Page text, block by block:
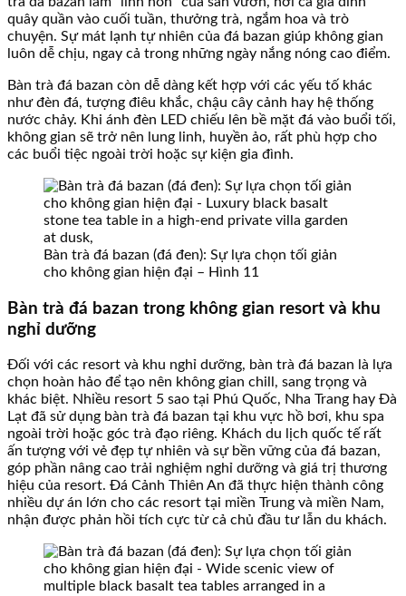
quây quần vào cuối tuần, thưởng trà, ngắm hoa và trò
chuyện. Sự mát lạnh tự nhiên của đá bazan giúp không gian
luôn dễ chịu, ngay cả trong những ngày nắng nóng cao điểm.
Bàn trà đá bazan còn dễ dàng kết hợp với các yếu tố khác
như đèn đá, tượng điêu khắc, chậu cây cảnh hay hệ thống
nước chảy. Khi ánh đèn LED chiếu lên bề mặt đá vào buổi tối,
không gian sẽ trở nên lung linh, huyền ảo, rất phù hợp cho
các buổi tiệc ngoài trời hoặc sự kiện gia đình.
Bàn trà đá bazan (đá đen): Sự lựa chọn tối giản
cho không gian hiện đại – Hình 11
Bàn trà đá bazan trong không gian resort và khu
nghỉ dưỡng
Đối với các resort và khu nghỉ dưỡng, bàn trà đá bazan là lựa
chọn hoàn hảo để tạo nên không gian chill, sang trọng và
khác biệt. Nhiều resort 5 sao tại Phú Quốc, Nha Trang hay Đà
Lạt đã sử dụng bàn trà đá bazan tại khu vực hồ bơi, khu spa
ngoài trời hoặc góc trà đạo riêng. Khách du lịch quốc tế rất
ấn tượng với vẻ đẹp tự nhiên và sự bền vững của đá bazan,
góp phần nâng cao trải nghiệm nghỉ dưỡng và giá trị thương
hiệu của resort. Đá Cảnh Thiên An đã thực hiện thành công
nhiều dự án lớn cho các resort tại miền Trung và miền Nam,
nhận được phản hồi tích cực từ cả chủ đầu tư lẫn du khách.